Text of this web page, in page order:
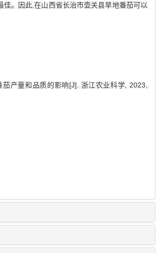
。因此,在山西省长治市壶关县旱地番茄可以
产量和品质的影响[J]. 浙江农业科学, 2023,